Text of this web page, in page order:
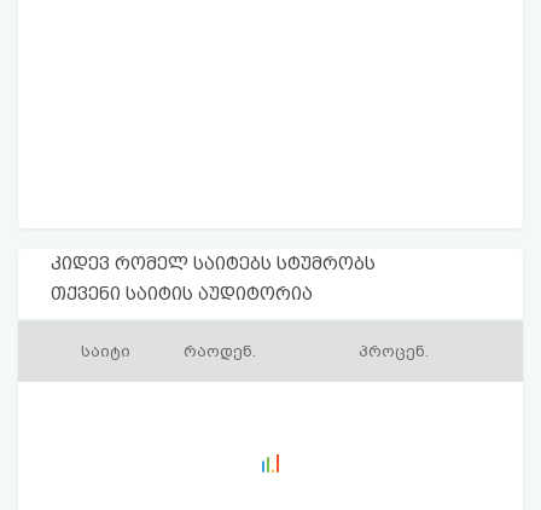
კიდევ რომელ საიტებს სტუმრობს
თქვენი საიტის აუდიტორია
საიტი რაოდენ. პროცენ.